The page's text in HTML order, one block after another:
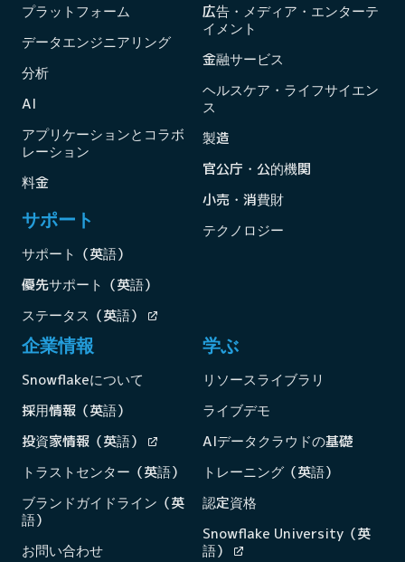
プラットフォーム
データエンジニアリング
分析
AI
アプリケーションとコラボ
レーション
料金
サポート
サポート（英語）
優先サポート（英語）
ステータス（英語）
広告・メディア・エンターテ
イメント
金融サービス
ヘルスケア・ライフサイエン
ス
製造
官公庁・公的機関
小売・消費財
テクノロジー
企業情報
Snowflakeについて
採用情報（英語）
投資家情報（英語）
トラストセンター（英語）
ブランドガイドライン（英
語）
お問い合わせ
学ぶ
リソースライブラリ
ライブデモ
AIデータクラウドの基礎
トレーニング（英語）
認定資格
Snowflake University（英
語）